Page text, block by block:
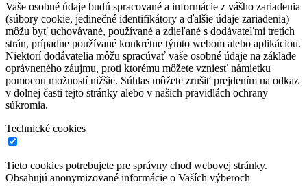
Vaše osobné údaje budú spracované a informácie z vášho zariadenia
(súbory cookie, jedinečné identifikátory a ďalšie údaje zariadenia)
môžu byť uchovávané, používané a zdieľané s dodávateľmi tretích
strán, prípadne používané konkrétne týmto webom alebo aplikáciou.
Niektorí dodávatelia môžu spracúvať vaše osobné údaje na základe
oprávneného záujmu, proti ktorému môžete vzniesť námietku
pomocou možností nižšie. Súhlas môžete zrušiť prejdením na odkaz
v dolnej časti tejto stránky alebo v našich pravidlách ochrany
súkromia.
Technické cookies
Tieto cookies potrebujete pre správny chod webovej stránky.
Obsahujú anonymizované informácie o Vaších výberoch